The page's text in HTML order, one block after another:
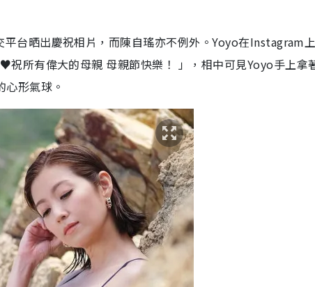
台晒出慶祝相片，而陳自瑤亦不例外。Yoyo在Instagram
所有偉大的母親 母親節快樂！ 」，相中可見Yoyo手上拿
形氣球。